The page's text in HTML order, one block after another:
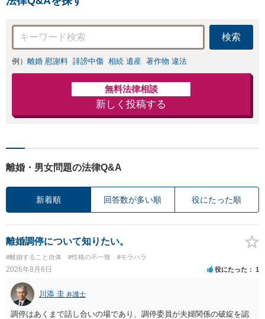
検索
例） 離婚 慰謝料 誹謗中傷 相続 遺産 著作物 違法
無料法律相談
新しく投稿する
離婚・男女問題の法律Q&A
新着順 回答数が多い順 役にたった順
離婚調停について知りたい。
#離婚すること自体 #性格の不一致 #モラハラ
2026年8月6日 役にたった 1
川添 圭 弁護士
調停はあくまで話し合いの場であり、調停委員が夫婦関係の破綻を認